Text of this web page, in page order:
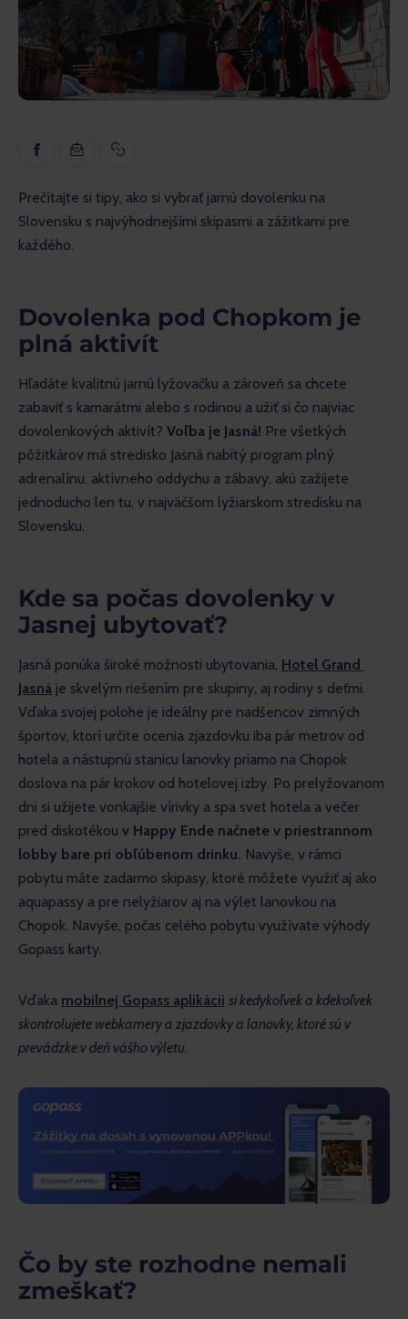
Náučné
Rozhovory
Recenzie
Prečítajte si tipy, ako si vybrať jarnú dovolenku na
Slovensku s najvýhodnejšími skipasmi a zážitkami pre
každého.
Dovolenka pod Chopkom je
plná aktivít
Hľadáte kvalitnú jarnú lyžovačku a zároveň sa chcete
zabaviť s kamarátmi alebo s rodinou a užiť si čo najviac
dovolenkových aktivít? Voľba je Jasná! Pre všetkých
pôžitkárov má stredisko Jasná nabitý program plný
adrenalínu, aktívneho oddychu a zábavy, akú zažijete
jednoducho len tu, v najväčšom lyžiarskom stredisku na
Slovensku.
Kde sa počas dovolenky v
Jasnej ubytovať?
Jasná ponúka široké možnosti ubytovania, Hotel Grand
Jasná je skvelým riešením pre skupiny, aj rodiny s deťmi.
Vďaka svojej polohe je ideálny pre nadšencov zimných
športov, ktorí určite ocenia zjazdovku iba pár metrov od
hotela a nástupnú stanicu lanovky priamo na Chopok
doslova na pár krokov od hotelovej izby. Po prelyžovanom
dni si užijete vonkajšie vírivky a spa svet hotela a večer
pred diskotékou v Happy Ende načnete v priestrannom
lobby bare pri obľúbenom drinku. Navyše, v rámci
pobytu máte zadarmo skipasy, ktoré môžete využiť aj ako
aquapassy a pre nelyžiarov aj na výlet lanovkou na
Chopok. Navyše, počas celého pobytu využívate výhody
Gopass karty.
Vďaka mobilnej Gopass aplikácii si kedykoľvek a kdekoľvek
skontrolujete webkamery a zjazdovky a lanovky, ktoré sú v
prevádzke v deň vášho výletu.
Čo by ste rozhodne nemali
zmeškať?